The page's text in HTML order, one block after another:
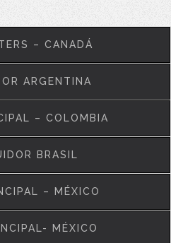
– CANADÁ
ARGENTINA
– COLOMBIA
BRASIL
– MÉXICO
MÉXICO